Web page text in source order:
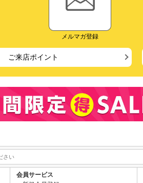
メルマガ登録
ご来店ポイント
会員サービス